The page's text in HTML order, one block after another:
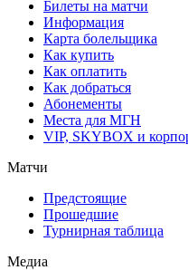
Билеты на матчи
Информация
Карта болельщика
Как купить
Как оплатить
Как добраться
Абонементы
Места для МГН
VIP, SKYBOX и
Матчи
Предстоящие
Прошедшие
Турнирная таблица
Медиа